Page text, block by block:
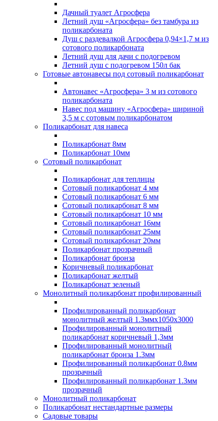
Дачный туалет Агросфера
Летний душ «Агросфера» без тамбура из
поликарбоната
Душ с раздевалкой Агросфера 0,94×1,7 м из
сотового поликарбоната
Летний душ для дачи с подогревом
Летний душ с подогревом 150л бак
Готовые автонавесы под сотовый поликарбонат
Автонавес «Агросфера» 3 м из сотового
поликарбоната
Навес под машину «Агросфера» шириной
3,5 м с сотовым поликарбонатом
Поликарбонат для навеса
Поликарбонат 8мм
Поликарбонат 10мм
Сотовый поликарбонат
Поликарбонат для теплицы
Сотовый поликарбонат 4 мм
Сотовый поликарбонат 6 мм
Сотовый поликарбонат 8 мм
Сотовый поликарбонат 10 мм
Сотовый поликарбонат 16мм
Сотовый поликарбонат 25мм
Сотовый поликарбонат 20мм
Поликарбонат прозрачный
Поликарбонат бронза
Коричневый поликарбонат
Поликарбонат желтый
Поликарбонат зеленый
Монолитный поликарбонат профилированный
Профилированный поликарбонат
монолитный желтый 1.3ммх1050х3000
Профилированный монолитный
поликарбонат коричневый 1,3мм
Профилированный монолитный
поликарбонат бронза 1.3мм
Профилированный поликарбонат 0.8мм
прозрачный
Профилированный поликарбонат 1.3мм
прозрачный
Монолитный поликарбонат
Поликарбонат нестандартные размеры
Садовые товары